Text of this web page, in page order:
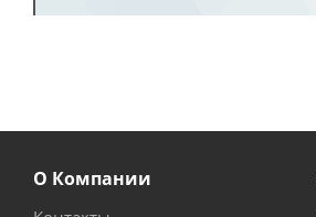
О Компании